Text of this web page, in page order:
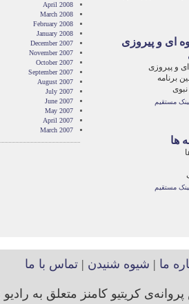
ای و پیروزی
و پیروزی
برنامه
نبوی
مستقیم
ها
مستقیم
April 2008
March 2008
February 2008
January 2008
December 2007
November 2007
October 2007
September 2007
August 2007
July 2007
June 2007
May 2007
April 2007
March 2007
ما | شیوه شنیدن |تماس با ما
کریتیو کامنز متعلق به رادیو